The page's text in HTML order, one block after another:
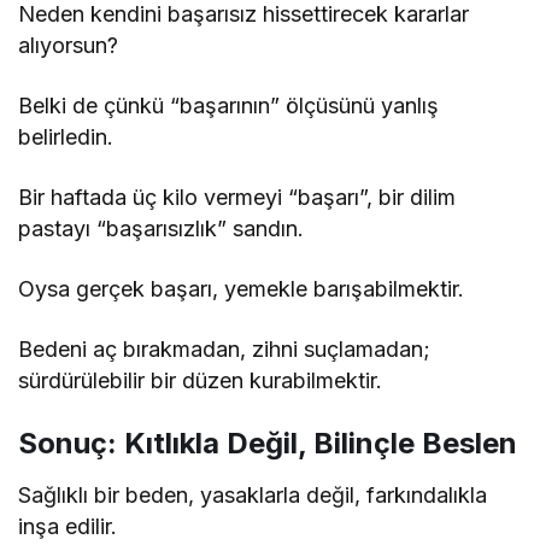
Neden kendini başarısız hissettirecek kararlar
alıyorsun?
Belki de çünkü “başarının” ölçüsünü yanlış
belirledin.
Bir haftada üç kilo vermeyi “başarı”, bir dilim
pastayı “başarısızlık” sandın.
Oysa gerçek başarı, yemekle barışabilmektir.
Bedeni aç bırakmadan, zihni suçlamadan;
sürdürülebilir bir düzen kurabilmektir.
Sonuç: Kıtlıkla Değil, Bilinçle Beslen
Sağlıklı bir beden, yasaklarla değil, farkındalıkla
inşa edilir.